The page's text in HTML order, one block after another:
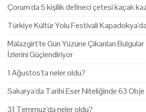
Çorum'da 5 kişilik defineci çetesi kaçak
Türkiye Kültür Yolu Festivali
Malazgirt'te Gün Yüzüne Çıkarılan
İzlerini Güçlendiriyor
1 Ağustos'ta neler oldu?
Sakarya'da Tarihi Eser Niteliğinde 63 Obje
31 Temmuz'da neler oldu?